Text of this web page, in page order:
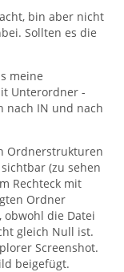
bin aber nicht
Sollten es die
meine
Unterordner -
nach IN und nach
Ordnerstrukturen
(zu sehen
Rechteck mit
Ordner
obwohl die Datei
gleich Null ist.
Screenshot.
beigefügt.